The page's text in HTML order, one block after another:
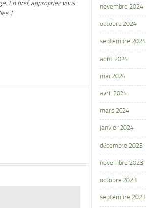
En bref, appropriez vous
!
novembre 2024
octobre 2024
septembre 2024
août 2024
mai 2024
avril 2024
mars 2024
janvier 2024
décembre 2023
novembre 2023
octobre 2023
septembre 2023